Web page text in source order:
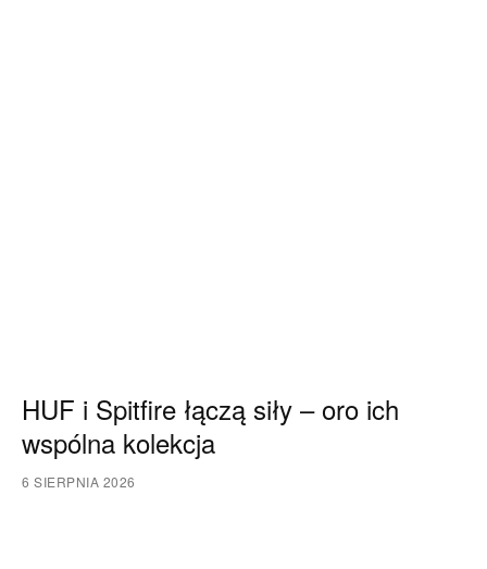
HUF i Spitfire łączą siły – oro ich
wspólna kolekcja
6 SIERPNIA 2026